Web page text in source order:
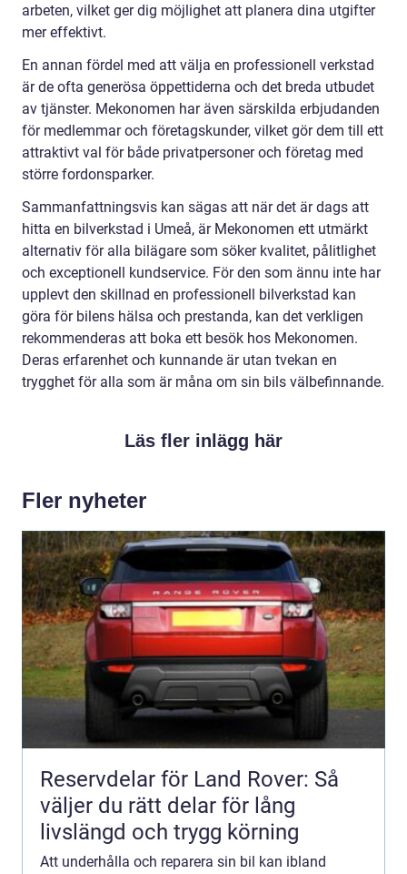
arbeten, vilket ger dig möjlighet att planera dina utgifter
mer effektivt.
En annan fördel med att välja en professionell verkstad
är de ofta generösa öppettiderna och det breda utbudet
av tjänster. Mekonomen har även särskilda erbjudanden
för medlemmar och företagskunder, vilket gör dem till ett
attraktivt val för både privatpersoner och företag med
större fordonsparker.
Sammanfattningsvis kan sägas att när det är dags att
hitta en bilverkstad i Umeå, är Mekonomen ett utmärkt
alternativ för alla bilägare som söker kvalitet, pålitlighet
och exceptionell kundservice. För den som ännu inte har
upplevt den skillnad en professionell bilverkstad kan
göra för bilens hälsa och prestanda, kan det verkligen
rekommenderas att boka ett besök hos Mekonomen.
Deras erfarenhet och kunnande är utan tvekan en
trygghet för alla som är måna om sin bils välbefinnande.
Läs fler inlägg här
Fler nyheter
Reservdelar för Land Rover: Så
väljer du rätt delar för lång
livslängd och trygg körning
Att underhålla och reparera sin bil kan ibland